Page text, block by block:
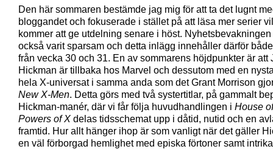
Den här sommaren bestämde jag mig för att ta det lugnt
bloggandet och fokuserade i stället på att läsa mer serier
kommer att ge utdelning senare i höst. Nyhetsbevakningen
också varit sparsam och detta inlägg innehåller därför
från vecka 30 och 31. En av sommarens höjdpunkter är att
Hickman är tillbaka hos Marvel och dessutom med en
hela X-universat i samma anda som det Grant Morrison
New X-Men. Detta görs med två systertitlar, på gammalt
Hickman-manér, där vi får följa huvudhandlingen i House
Powers of X delas tidsschemat upp i dåtid, nutid och en
framtid. Hur allt hänger ihop är som vanligt när det gäller
en väl förborgad hemlighet med episka förtoner samt